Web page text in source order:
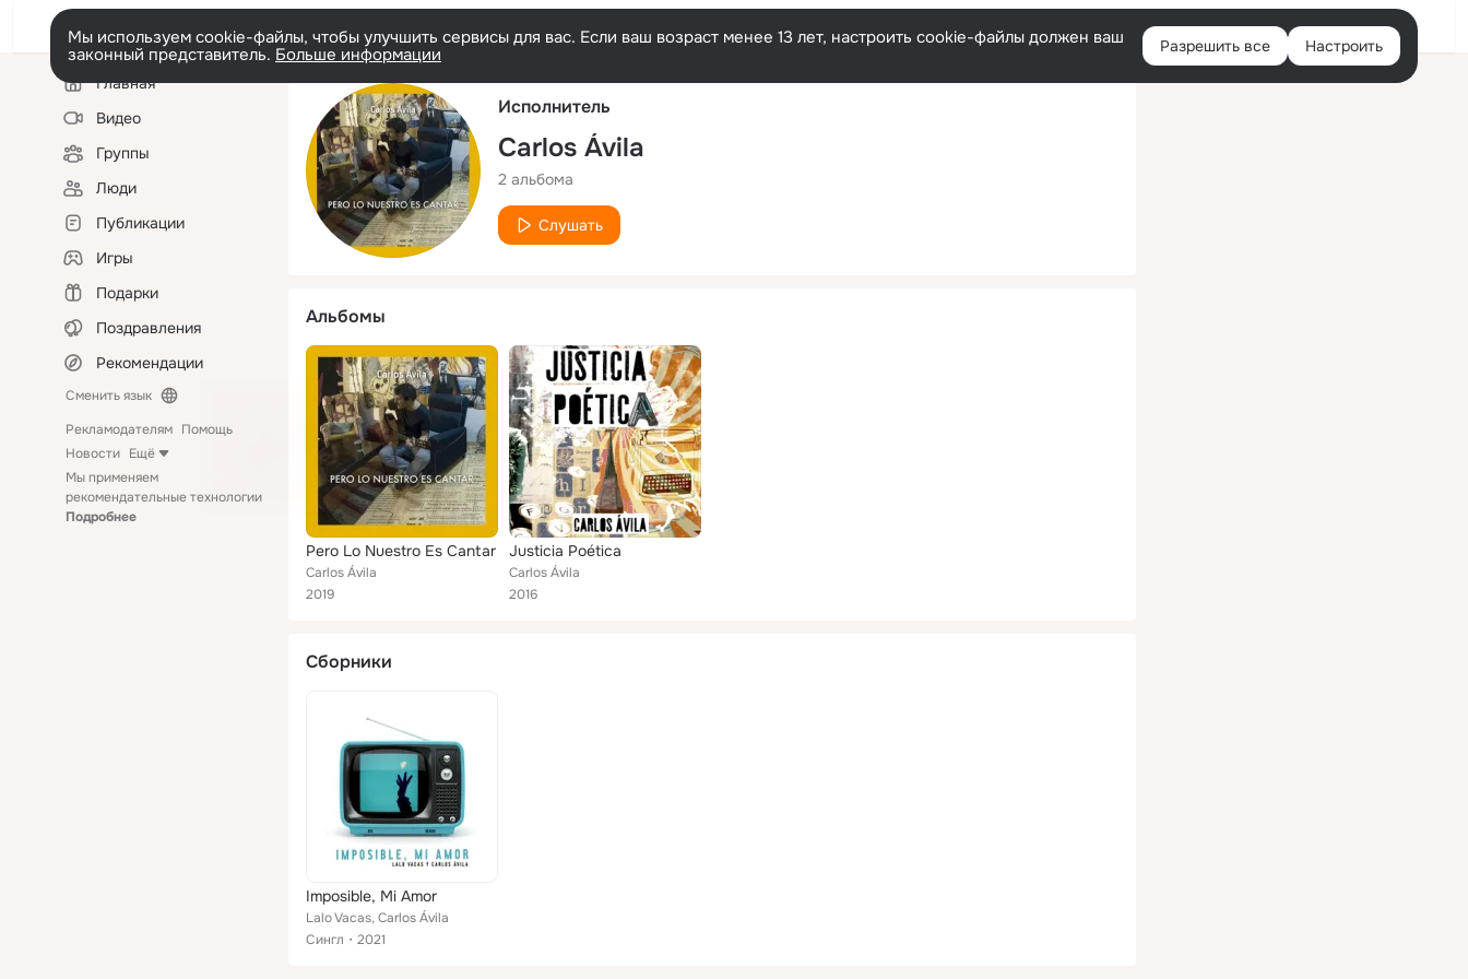
Русский Войти
Мы используем cookie-файлы, чтобы улучшить сервисы для вас. Если ваш возраст менее 13 лет, настроить cookie-файлы должен ваш
законный представитель. Больше информации Разрешить все Настроить
Левая
колонкаГлавная
Видео
Группы
Люди
Публикации
Игры
Подарки
Поздравления
Рекомендации
Сменить язык
Рекламодателям Помощь
Новости Ещё
Мы применяем
рекомендательные технологии
Подробнее
Исполнитель
Carlos Ávila
2 альбома
Слушать
Альбомы
Pero Lo Nuestro Es Cantar
Carlos Ávila
2019
Justicia Poética
Carlos Ávila
2016
Сборники
Imposible, Mi Amor
Lalo Vacas, Carlos Ávila
Сингл
2021